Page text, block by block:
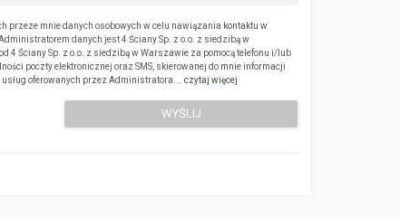
przeze mnie danych osobowych w celu nawiązania kontaktu w
danych jest 4 Ściany Sp. z o.o. z siedzibą w
4 Ściany Sp. z o.o. z siedzibą w Warszawie za pomocą telefonu i/lub
poczty elektronicznej oraz SMS, skierowanej do mnie informacji
oferowanych przez Administratora.… czytaj więcej